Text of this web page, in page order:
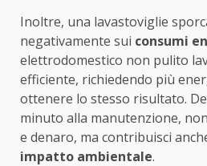
Inoltre, una lavastoviglie
negativamente sui consumi
elettrodomestico non pulito
efficiente, richiedendo più
ottenere lo stesso risultato.
minuto alla manutenzione,
e denaro, ma contribuisci
impatto ambientale.